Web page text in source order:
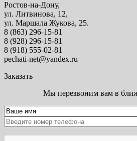
Ростов-на-Дону,
ул. Литвинова, 12,
ул. Маршала Жукова, 25.
8 (863) 296-15-81
8 (928) 296-15-81
8 (918) 555-02-81
pechati-net@yandex.ru
Заказать
Мы перезвоним вам в